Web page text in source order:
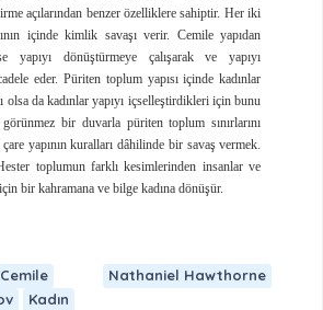
açılarından benzer özelliklere sahiptir. Her iki
içinde kimlik savaşı verir. Cemile yapıdan
yapıyı dönüştürmeye çalışarak ve yapıyı
eder. Püriten toplum yapısı içinde kadınlar
olsa da kadınlar yapıyı içselleştirdikleri için bunu
bir duvarla püriten toplum sınırlarını
yapının kuralları dâhilinde bir savaş vermek.
toplumun farklı kesimlerinden insanlar ve
bir kahramana ve bilge kadına dönüşür.
Cemile
Nathaniel Hawthorne
Kadın